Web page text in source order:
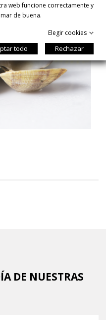
DE NUESTRAS
web funcione correctamente y
de buena.
Elegir cookies
todo Rechazar